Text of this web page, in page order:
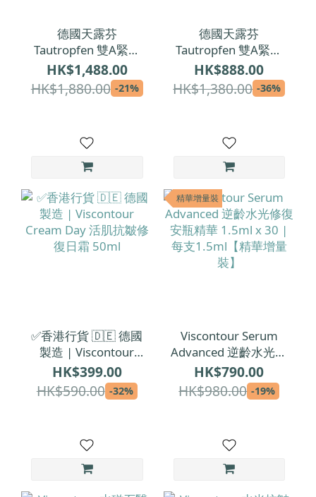
德國天露芬
Tautropfen 雙A緊緻
抗皺超模精華油 35ml
HK$1,488.00
HK$1,880.00 -21%
德國天露芬
Tautropfen 雙A緊緻
抗皺超模精華油 15ml
HK$888.00
HK$1,380.00 -36%
✅香港行貨 🇩🇪 德國
製造 | Viscontour
Cream Day 活肌抗皺
修復日霜 50ml
HK$399.00
HK$590.00 -32%
精華增量裝
Viscontour Serum
Advanced 逆齡水光修
復安瓶精華 1.5ml x
30 | 每支1.5ml【精
華增量裝】
HK$790.00
HK$980.00 -19%